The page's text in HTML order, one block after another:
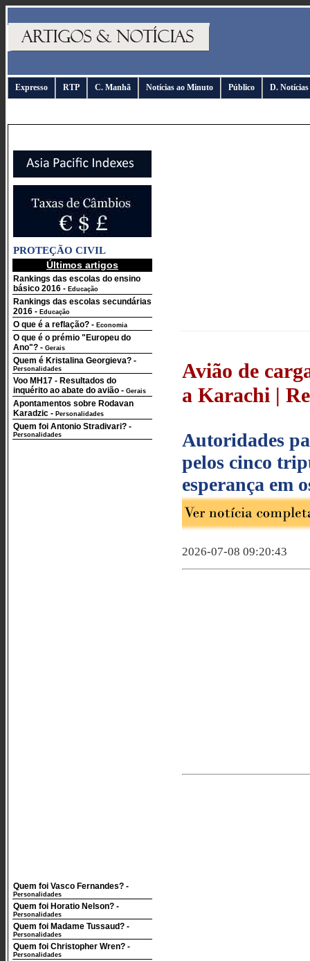
Expresso RTP C. Manhã Notícias ao Minuto Público D. Notícias
PROTEÇÃO CIVIL
Últimos artigos
Rankings das escolas do ensino
básico 2016 - Educação
Rankings das escolas secundárias
2016 - Educação
O que é a reflação? - Economia
O que é o prémio "Europeu do
Ano"? - Gerais
Quem é Kristalina Georgieva? -
Personalidades
Voo MH17 - Resultados do
inquérito ao abate do avião - Gerais
Apontamentos sobre Rodavan
Karadzic - Personalidades
Quem foi Antonio Stradivari? -
Personalidades
Quem foi Vasco Fernandes? -
Personalidades
Quem foi Horatio Nelson? -
Personalidades
Quem foi Madame Tussaud? -
Personalidades
Quem foi Christopher Wren? -
Personalidades
Avião de
a Karachi |
Autoridades
pelos cinco
esperança em
2026-07-08 09:20:43